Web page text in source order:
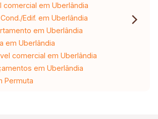
comercial em Uberlândia
Edif. em Uberlândia
em Uberlândia
em Uberlândia
comercial em Uberlândia
em Uberlândia
Permuta